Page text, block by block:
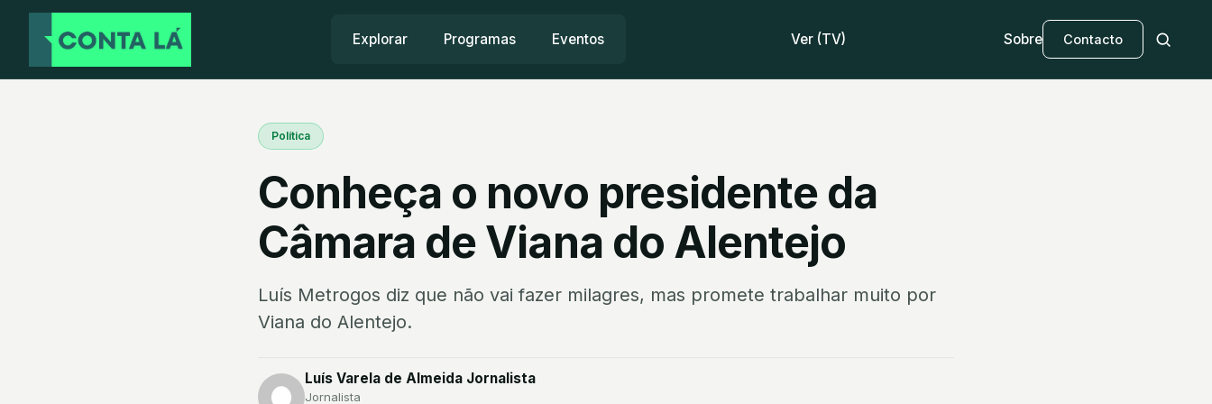
Explorar Programas Eventos Ver (TV) Sobre Contacto
Política
Conheça o novo presidente da
Câmara de Viana do Alentejo
Luís Metrogos diz que não vai fazer milagres, mas promete trabalhar muito por
Viana do Alentejo.
Luís Varela de Almeida Jornalista
Jornalista